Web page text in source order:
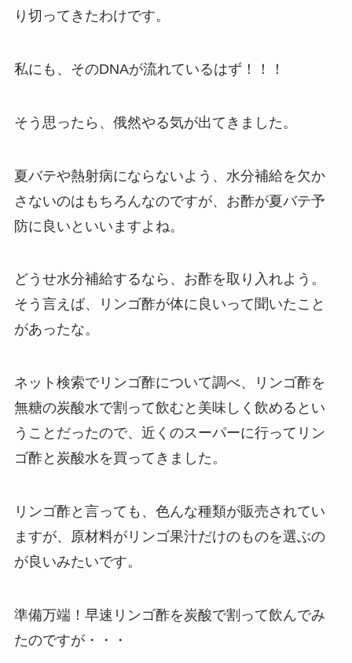
り切ってきたわけです。
私にも、そのDNAが流れているはず！！！
そう思ったら、俄然やる気が出てきました。
夏バテや熱射病にならないよう、水分補給を欠か
さないのはもちろんなのですが、お酢が夏バテ予
防に良いといいますよね。
どうせ水分補給するなら、お酢を取り入れよう。
そう言えば、リンゴ酢が体に良いって聞いたこと
があったな。
ネット検索でリンゴ酢について調べ、リンゴ酢を
無糖の炭酸水で割って飲むと美味しく飲めるとい
うことだったので、近くのスーパーに行ってリン
ゴ酢と炭酸水を買ってきました。
リンゴ酢と言っても、色んな種類が販売されてい
ますが、原材料がリンゴ果汁だけのものを選ぶの
が良いみたいです。
準備万端！早速リンゴ酢を炭酸で割って飲んでみ
たのですが・・・